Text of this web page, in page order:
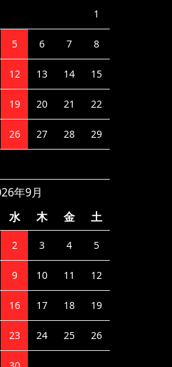
1
5 6 7 8
12 13 14 15
19 20 21 22
26 27 28 29
年9月
水 木 金 土
2 3 4 5
9 10 11 12
16 17 18 19
23 24 25 26